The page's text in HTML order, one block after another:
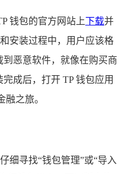
钱包的官方网站上下载并
安装过程中，用户应该格
恶意软件，就像在购买商
成后，打开 TP 钱包应用
之旅。
细寻找“钱包管理”或“导入